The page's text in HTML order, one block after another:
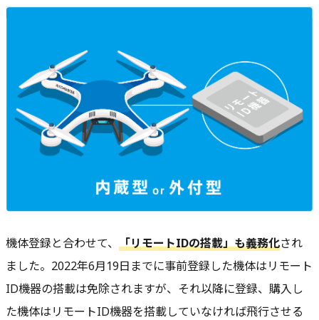
機体登録と合わせて、 「リモートIDの搭載」も義務化され
ました。2022年6月19日までに事前登録した機体はリモート
ID機器の搭載は免除されますが、それ以降に登録、購入し
た機体はリモートID機器を搭載していなければ飛行させる